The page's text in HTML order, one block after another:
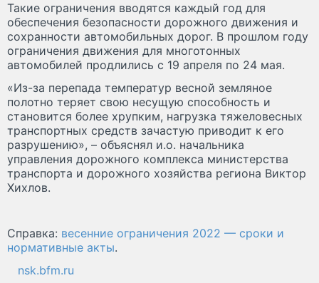
Такие ограничения вводятся каждый год для
обеспечения безопасности дорожного движения и
сохранности автомобильных дорог. В прошлом году
ограничения движения для многотонных
автомобилей продлились с 19 апреля по 24 мая.
«Из-за перепада температур весной земляное
полотно теряет свою несущую способность и
становится более хрупким, нагрузка тяжеловесных
транспортных средств зачастую приводит к его
разрушению», – объяснял и.о. начальника
управления дорожного комплекса министерства
транспорта и дорожного хозяйства региона Виктор
Хихлов.
Справка: весенние ограничения 2022 — сроки и
нормативные акты.
nsk.bfm.ru